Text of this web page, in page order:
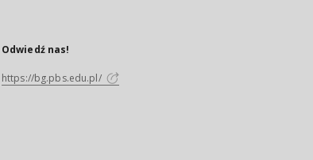
Odwiedź nas!
https://bg.pbs.edu.pl/